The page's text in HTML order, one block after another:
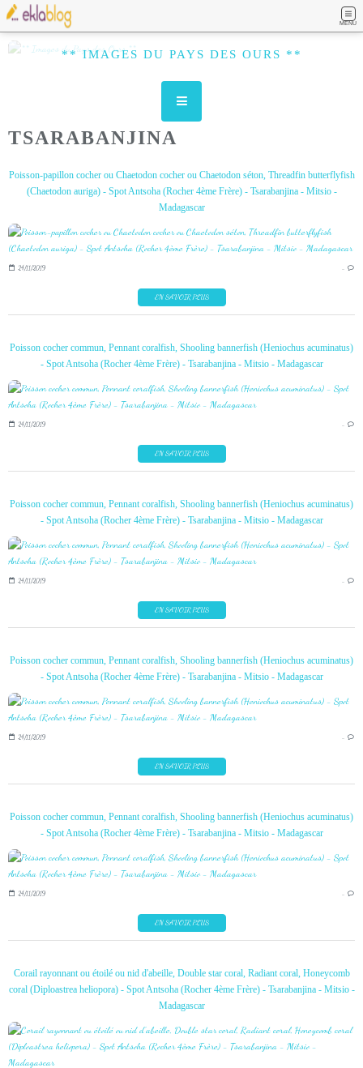
MENU
** IMAGES DU PAYS DES OURS **
TSARABANJINA
Poisson-papillon cocher ou Chaetodon cocher ou Chaetodon séton, Threadfin butterflyfish
(Chaetodon auriga) - Spot Antsoha (Rocher 4ème Frère) - Tsarabanjina - Mitsio -
Madagascar
24/11/2019 …
EN SAVOIR PLUS
Poisson cocher commun, Pennant coralfish, Shooling bannerfish (Heniochus acuminatus)
- Spot Antsoha (Rocher 4ème Frère) - Tsarabanjina - Mitsio - Madagascar
24/11/2019 …
EN SAVOIR PLUS
Poisson cocher commun, Pennant coralfish, Shooling bannerfish (Heniochus acuminatus)
- Spot Antsoha (Rocher 4ème Frère) - Tsarabanjina - Mitsio - Madagascar
24/11/2019 …
EN SAVOIR PLUS
Poisson cocher commun, Pennant coralfish, Shooling bannerfish (Heniochus acuminatus)
- Spot Antsoha (Rocher 4ème Frère) - Tsarabanjina - Mitsio - Madagascar
24/11/2019 …
EN SAVOIR PLUS
Poisson cocher commun, Pennant coralfish, Shooling bannerfish (Heniochus acuminatus)
- Spot Antsoha (Rocher 4ème Frère) - Tsarabanjina - Mitsio - Madagascar
24/11/2019 …
EN SAVOIR PLUS
Corail rayonnant ou étoilé ou nid d'abeille, Double star coral, Radiant coral, Honeycomb
coral (Diploastrea heliopora) - Spot Antsoha (Rocher 4ème Frère) - Tsarabanjina - Mitsio -
Madagascar